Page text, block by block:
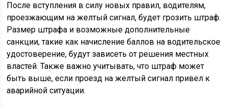
После вступления в силу новых правил, водителям,
проезжающим на желтый сигнал, будет грозить штраф.
Размер штрафа и возможные дополнительные
санкции, такие как начисление баллов на водительское
удостоверение, будут зависеть от решения местных
властей. Также важно учитывать, что штраф может
быть выше, если проезд на желтый сигнал привел к
аварийной ситуации.